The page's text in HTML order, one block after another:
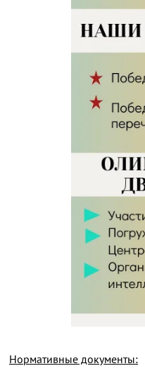
Нормативные документы: